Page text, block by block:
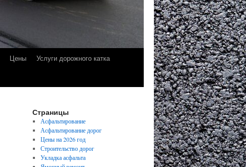
Цены
Услуги дорожного катка
Страницы
Асфальтирование
Асфальтирование дорог
Цены на 2026 год
Строительство дорог
Укладка асфальта